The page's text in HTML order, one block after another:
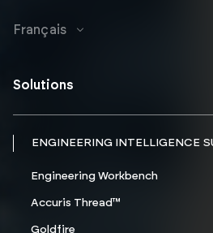
Français
Solutions
ENGINEERING INTELLIGENCE
Engineering Workbench
Accuris Thread™
Goldfire